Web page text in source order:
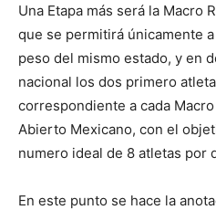
Una Etapa más será la Macro
que se permitirá únicamente
peso del mismo estado, y en
nacional los dos primero
correspondiente a cada
Abierto Mexicano, con el
numero ideal de 8 atletas por
En este punto se hace la